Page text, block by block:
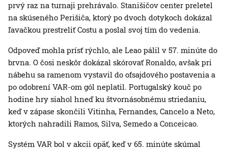
prvý raz na turnaji prehrávalo. Stanišičov center preletel
na skúseného Perišiča, ktorý po dvoch dotykoch dokázal
ľavačkou prestreliť Costu a poslal svoj tím do vedenia.
Odpoveď mohla prísť rýchlo, ale Leao pálil v 57. minúte do
brvna. O čosi neskôr dokázal skórovať Ronaldo, avšak pri
nábehu sa ramenom vystavil do ofsajdového postavenia a
po odobrení VAR-om gól neplatil. Portugalský kouč po
hodine hry siahol hneď ku štvornásobnému striedaniu,
keď v zápase skončili Vitinha, Fernandes, Cancelo a Neto,
ktorých nahradili Ramos, Silva, Semedo a Conceicao.
Systém VAR bol v akcii opäť, keď v 65. minúte skúmal